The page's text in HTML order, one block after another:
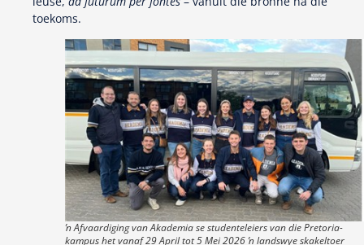
toekoms.
ŉ Afvaardiging van Akademia se studenteleiers van die Pretoria-
kampus het vanaf 29 April tot 5 Mei 2026 ŉ landswye skakeltoer